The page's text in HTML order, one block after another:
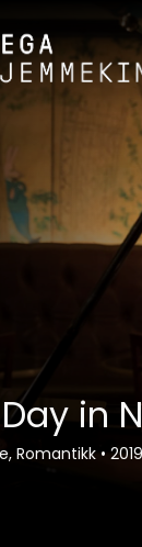
in
Romantikk • 2019